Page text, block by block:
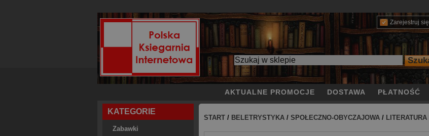
Zarejestruj się
AKTUALNE PROMOCJE DOSTAWA PŁATNOŚĆ
KATEGORIE
Zabawki
START / BELETRYSTYKA / SPOŁECZNO-OBYCZAJOWA /